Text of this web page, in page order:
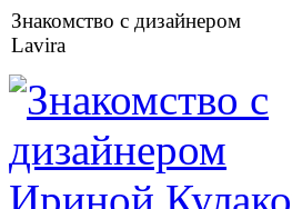
Знакомство с дизайнером
Lavira